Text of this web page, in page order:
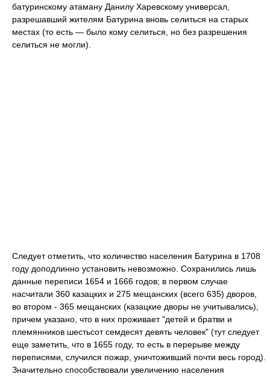
батуринскому атаману Данилу Харевскому универсал,
разрешавший жителям Батурина вновь селиться на старых
местах (то есть — было кому селиться, но без разрешения
селиться не могли).
Следует отметить, что количество населения Батурина в 1708
году доподлинно установить невозможно. Сохранились лишь
данные переписи 1654 и 1666 годов; в первом случае
насчитали 360 казацких и 275 мещанских (всего 635) дворов,
во втором - 365 мещанских (казацкие дворы не учитывались),
причем указано, что в них проживает "детей и братви и
племянников шестьсот семдесят девять человек" (тут следует
еще заметить, что в 1655 году, то есть в перерыве между
переписями, случился пожар, уничтоживший почти весь город).
Значительно способствовали увеличению населения